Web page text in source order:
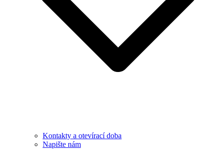
Kontakty a otevírací doba
Napište nám